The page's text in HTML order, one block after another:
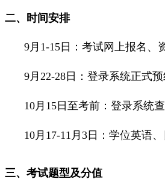
二、时间安排
9月1-15日：考试网上报名、
9月22-28日：登录系统正式
10月15日至考前：登录系统
10月17-11月3日：学位英语
三、考试题型及分值